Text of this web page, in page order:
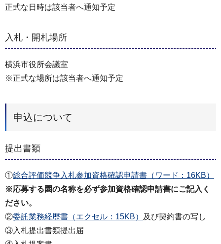
正式な日時は該当者へ通知予定
入札・開札場所
横浜市役所会議室
※正式な場所は該当者へ通知予定
申込について
提出書類
①総合評価競争入札参加資格確認申請書（ワード：16KB）
※応募する園の名称を必ず参加資格確認申請書にご記入く
ださい。
②委託業務経歴書（エクセル：15KB）
及び契約書の写し
③入札提出書類提出届